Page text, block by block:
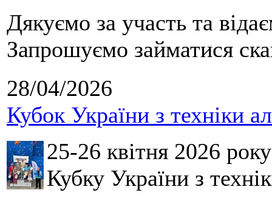
Дякуємо за участь та
Запрошуємо займатися
28/04/2026
Кубок України з техніки
25-26 квітня 2026
Кубку України з